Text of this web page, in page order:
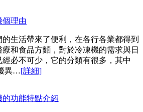
個理由
生活帶來了便利，在各行各業都得到
和食品方麵，對於冷凍機的需求與日
必不可少，它的分類有很多，其中
異…[詳細]
功能特點介紹